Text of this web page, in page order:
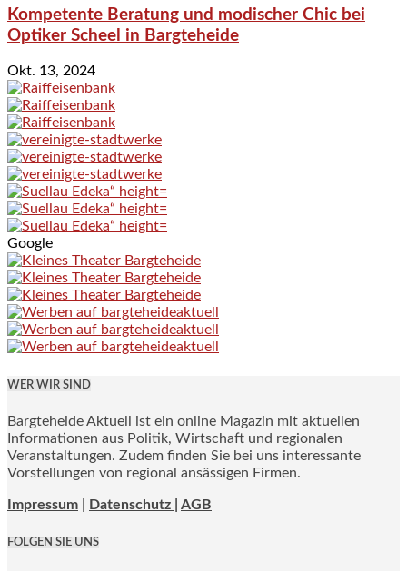
Kompetente Beratung und modischer Chic bei
Optiker Scheel in Bargteheide
Okt. 13, 2024
Google
WER WIR SIND
Bargteheide Aktuell ist ein online Magazin mit aktuellen
Informationen aus Politik, Wirtschaft und regionalen
Veranstaltungen. Zudem finden Sie bei uns interessante
Vorstellungen von regional ansässigen Firmen.
Impressum Datenschutz | AGB
FOLGEN SIE UNS